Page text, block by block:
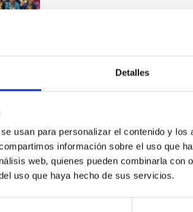
Detalles
usan para personalizar el contenido y
información sobre el uso que
web, quienes pueden combinarla con
uso que haya hecho de sus servicios.